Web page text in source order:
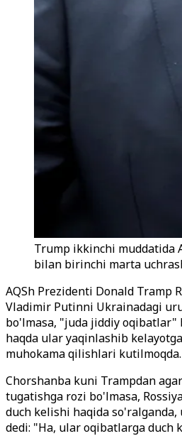
Trump ikkinchi muddatida
bilan birinchi marta
AQSh Prezidenti Donald Tramp
Vladimir Putinni Ukrainadagi
bo'lmasa, "juda jiddiy oqibatlar"
haqda ular yaqinlashib
muhokama qilishlari kutilmoqda.
Chorshanba kuni Trampdan
tugatishga rozi bo'lmasa,
duch kelishi haqida
dedi: "Ha, ular oqibatlarga duch